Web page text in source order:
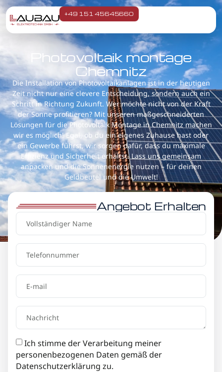
+49 151 45645660
Photovoltaik montage
Chemnitz
Die Installation von Photovoltaikanlagen ist in der heutigen
Zeit nicht nur eine clevere Entscheidung, sondern auch ein
Schritt in Richtung Zukunft. Wer möchte nicht von der Kraft
der Sonne profitieren? Mit unseren maßgeschneiderten
Lösungen für die Photovoltaik Montage in Chemnitz machen
wir es möglich! Egal, ob du ein eigenes Zuhause hast oder
ein Gewerbe führst, wir sorgen dafür, dass du maximale
Effizienz und Sicherheit erhältst. Lass uns gemeinsam
anpacken und die Sonnenenergie nutzen – für deinen
Geldbeutel und die Umwelt!
Angebot Erhalten
Ich stimme der Verarbeitung meiner
personenbezogenen Daten gemäß der
Datenschutzerklärung zu.